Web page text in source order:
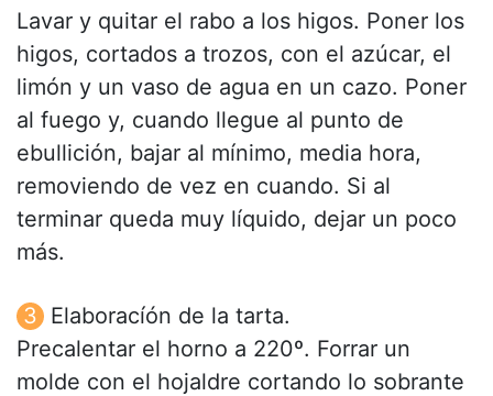
Lavar y quitar el rabo a los higos. Poner los
higos, cortados a trozos, con el azúcar, el
limón y un vaso de agua en un cazo. Poner
al fuego y, cuando llegue al punto de
ebullición, bajar al mínimo, media hora,
removiendo de vez en cuando. Si al
terminar queda muy líquido, dejar un poco
más.
Elaboracíón de la tarta.
Precalentar el horno a 220º. Forrar un
molde con el hojaldre cortando lo sobrante